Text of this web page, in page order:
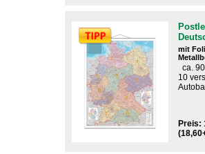
mit
ca.
10
Preis: